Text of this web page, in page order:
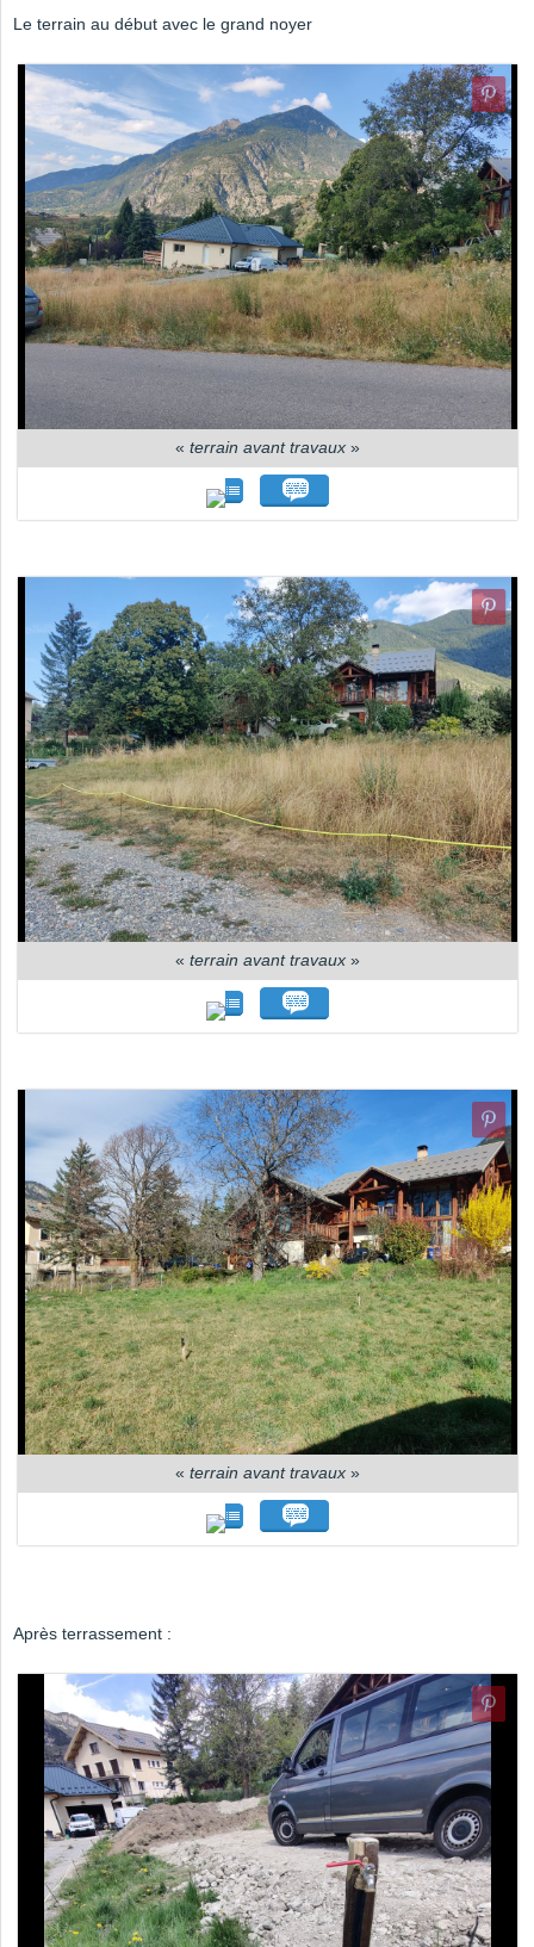
Le terrain au début avec le grand noyer
« terrain avant travaux »
« terrain avant travaux »
« terrain avant travaux »
Après terrassement :